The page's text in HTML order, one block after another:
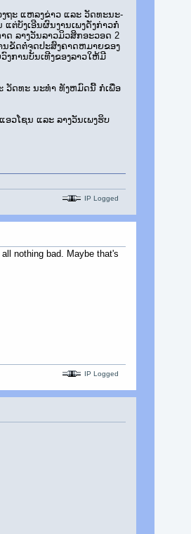
ຖະ­ ແຫລງຂ່າວ ແລະ ວັດ­ທະ­ນະ­
ຕ່​ບັງ­ເອີນ​ຜົນ­ງານເພງ​ດັ່ງ­ກ່າວ​ກໍ່​
ລາ­ງວັນ​ລາວ​ມິວ​ສິກ​ອະ​ວອດ 2
ນ​ຂັດ​ຕໍ່​ຈຸດ­ປະ­ສົງຄາດ­ຫມາຍ​ຂອງ​
ການ​ບັນ­ເທີງ​ຂອງລາວ​ໃຫ້​ມີ​
ວັດ­ທະ­ ນະ­ທຳ ທັງ​ຫມົດ​ນີ້ ​ກໍ່​ເພື່ອ​
ວ​ໂຊນ ແລະ ລາ­ງວັນ​ເພງ​ຮິບ​
IP Logged
nothing bad. Maybe that's
IP Logged